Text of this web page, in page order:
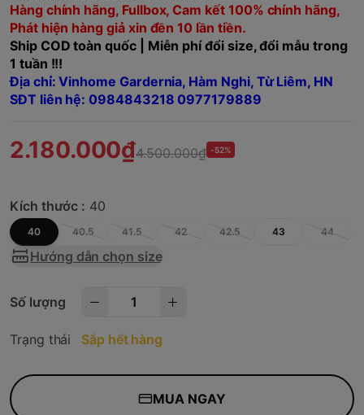
Hàng chính hãng, Fullbox, Cam kết 100% chính hãng,
Phát hiện hàng giả xin đền 10 lần tiền.
Ship COD toàn quốc | Miễn phí đổi size, đổi mẫu trong
1 tuần !!!
Địa chỉ: Vinhome Gardernia, Hàm Nghi, Từ Liêm, HN
SĐT liên hệ: 0984843218 0977179889
2.180.000₫4.500.000₫ -52%
Kích thước : 40
40 40.5 41.5 42 42.5 43 44
Hướng dẫn chọn size
Số lượng
Trạng thái Sắp hết hàng
MUA NGAY